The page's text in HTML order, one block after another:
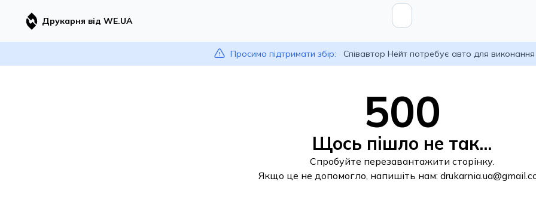
Друкарня від WE.UA
Просимо підтримати збір: Співавтор Нейт потребує авто для
500
Щось пішло не так...
Спробуйте перезавантажити сторінку.
Якщо це не допомогло, напишіть нам: